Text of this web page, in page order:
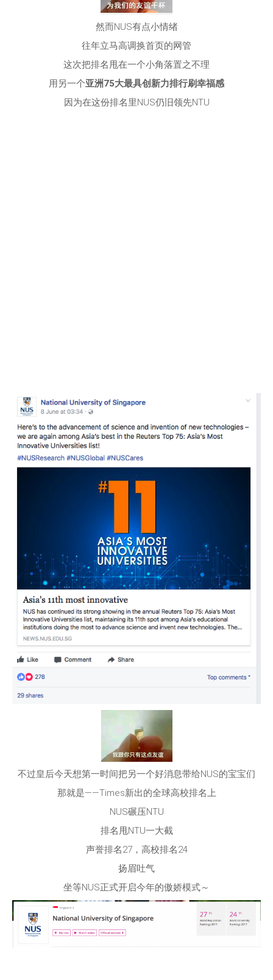
然而NUS有点小情绪
往年立马高调换首页的网管
这次把排名甩在一个小角落置之不理
用另一个亚洲75大最具创新力排行刷幸福感
因为在这份排名里NUS仍旧领先NTU
不过皇后今天想第一时间把另一个好消息带给NUS的宝宝们
那就是——Times新出的全球高校排名上
NUS碾压NTU
排名甩NTU一大截
声誉排名27，高校排名24
扬眉吐气
坐等NUS正式开启今年的傲娇模式～